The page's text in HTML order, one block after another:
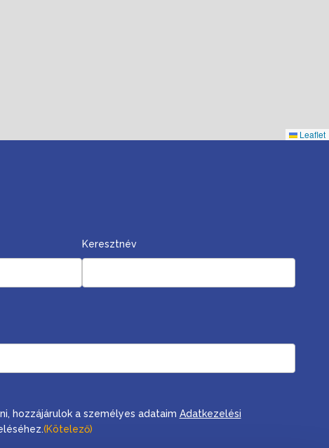
Leaflet
Keresztnév
hozzájárulok a személyes adataim Adatkezelési
(Kötelező)